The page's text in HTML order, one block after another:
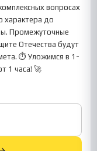
вопросах
характера до
Промежуточные
Отечества будут
⏱️ Уложимся в 1-
1 часа! 🚀